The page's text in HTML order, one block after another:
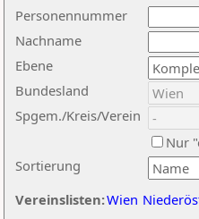
Nachname
Ebene
Sortierung
Personennummer
Bundesland
Spgem./Kreis/Verein
Nur
Vereinslisten:Wien